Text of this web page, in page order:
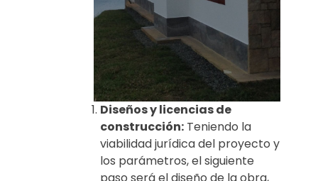
Diseños y licencias de
construcción: Teniendo la
viabilidad jurídica del proyecto y
los parámetros, el siguiente